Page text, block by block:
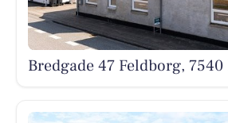
Bredgade 47 Feldborg,